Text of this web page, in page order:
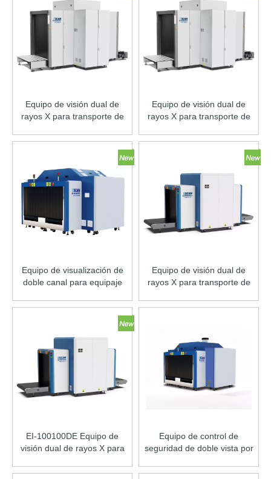
Equipo de visión dual de
rayos X para transporte de
Equipo de visión dual de
rayos X para transporte de
Equipo de visualización de
doble canal para equipaje
Equipo de visión dual de
rayos X para transporte de
EI-100100DE Equipo de
visión dual de rayos X para
Equipo de control de
seguridad de doble vista por
facturado EI-16580D